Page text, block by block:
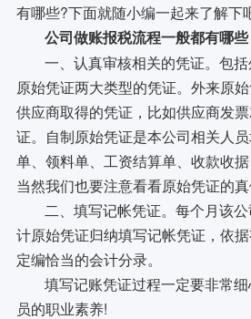
有哪些?下面就随小编一起来了解下
公司做账报税流程一般都有哪些
一、认真审核相关的凭证。包
原始凭证两大类型的凭证。外来原
供应商取得的凭证，比如供应商发
证。自制原始凭证是本公司相关人
单、领料单、工资结算单、收款收据
当然我们也要注意看看原始凭证的真
二、填写记帐凭证。每个月该
计原始凭证归纳填写记帐凭证，依
定编恰当的会计分录。
填写记账凭证过程一定要非常
员的职业素养!